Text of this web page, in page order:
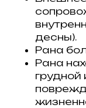
десны).
Рана
Рана
грудной